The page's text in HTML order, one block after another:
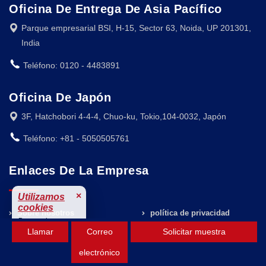
Llamar Correo
electrónico
Solicitar muestra
Oficina De Entrega De Asia Pacífico
Parque empresarial BSI, H-15, Sector 63, Noida, UP 201301,
India
Teléfono: 0120 - 4483891
Oficina De Japón
3F, Hatchobori 4-4-4, Chuo-ku, Tokio,104-0032, Japón
Teléfono: +81 - 5050505761
Enlaces De La Empresa
Sobre nosotros política de privacidad
Utilizamos
cookies
×
Para mejorar tu
experiencia.